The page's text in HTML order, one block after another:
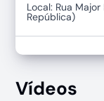
Local: Rua
República)
Vídeos